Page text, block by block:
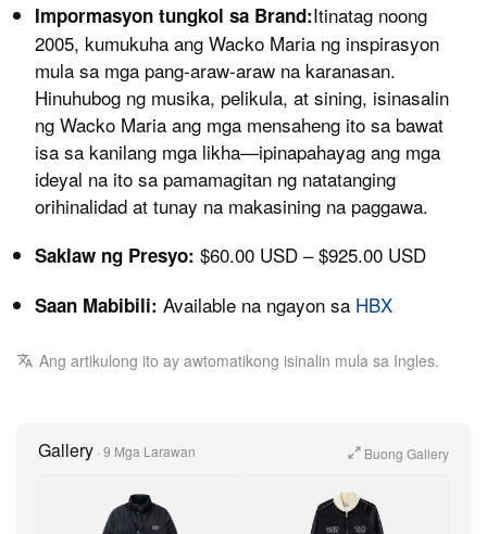
Impormasyon tungkol sa Brand:Itinatag noong
2005, kumukuha ang Wacko Maria ng inspirasyon
mula sa mga pang‑araw‑araw na karanasan.
Hinuhubog ng musika, pelikula, at sining, isinasalin
ng Wacko Maria ang mga mensaheng ito sa bawat
isa sa kanilang mga likha—ipinapahayag ang mga
ideyal na ito sa pamamagitan ng natatanging
orihinalidad at tunay na makasining na paggawa.
Saklaw ng Presyo: $60.00 USD – $925.00 USD
Saan Mabibili: Available na ngayon sa HBX
Ang artikulong ito ay awtomatikong isinalin mula sa Ingles.
Gallery · 9 Mga Larawan Buong Gallery